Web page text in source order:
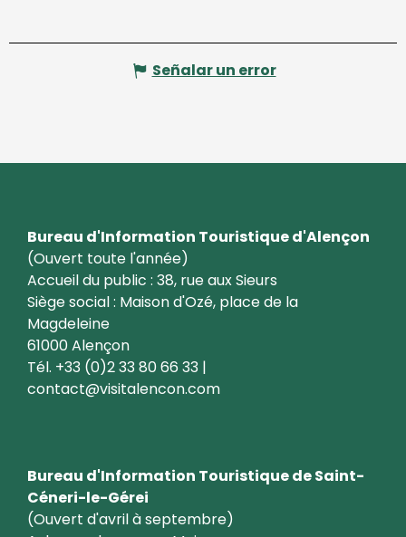
Señalar un error
Bureau d'Information Touristique d'Alençon
(Ouvert toute l'année)
Accueil du public : 38, rue aux Sieurs
Siège social : Maison d'Ozé, place de la
Magdeleine
61000 Alençon
Tél. +33 (0)2 33 80 66 33 |
contact@visitalencon.com
Bureau d'Information Touristique de Saint-
Céneri-le-Gérei
(Ouvert d'avril à septembre)